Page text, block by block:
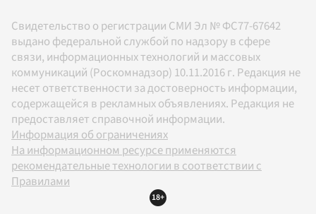
Свидетельство о регистрации СМИ Эл № ФС77-67642
выдано федеральной службой по надзору в сфере
связи, информационных технологий и массовых
коммуникаций (Роскомнадзор) 10.11.2016 г. Редакция не
несет ответственности за достоверность информации,
содержащейся в рекламных объявлениях. Редакция не
предоставляет справочной информации.
Информация об ограничениях
На информационном ресурсе применяются
рекомендательные технологии в соответствии с
Правилами
18+